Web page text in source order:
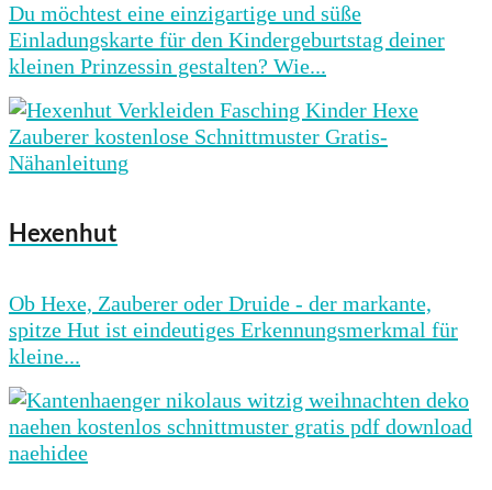
Du möchtest eine einzigartige und süße
Einladungskarte für den Kindergeburtstag deiner
kleinen Prinzessin gestalten? Wie...
Hexenhut
Ob Hexe, Zauberer oder Druide - der markante,
spitze Hut ist eindeutiges Erkennungsmerkmal für
kleine...